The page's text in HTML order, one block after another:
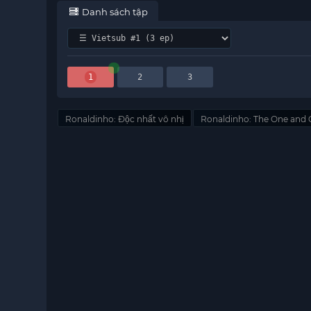
Danh sách tập
1 2 3
Ronaldinho: Độc nhất vô nhị Ronaldinho: The One and